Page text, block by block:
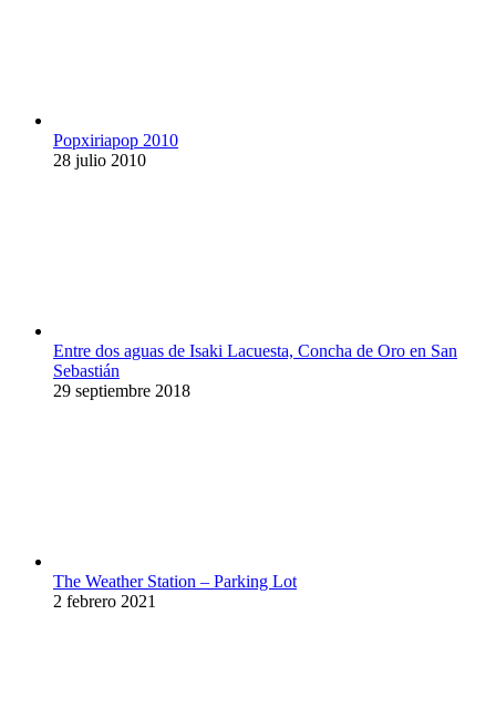
Popxiriapop 2010
28 julio 2010
Entre dos aguas de Isaki Lacuesta, Concha de Oro en San
Sebastián
29 septiembre 2018
The Weather Station – Parking Lot
2 febrero 2021